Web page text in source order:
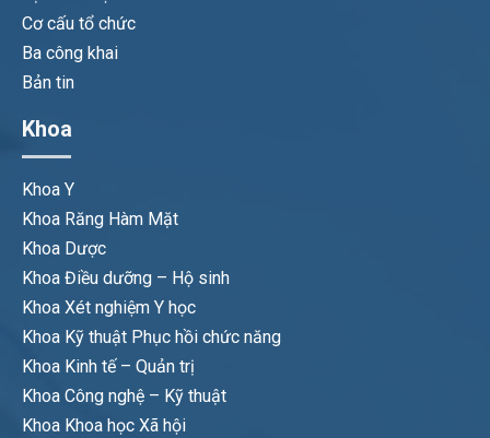
Cơ cấu tổ chức
Ba công khai
Bản tin
Khoa
Khoa Y
Khoa Răng Hàm Mặt
Khoa Dược
Khoa Điều dưỡng – Hộ sinh
Khoa Xét nghiệm Y học
Khoa Kỹ thuật Phục hồi chức năng
Khoa Kinh tế – Quản trị
Khoa Công nghệ – Kỹ thuật
Khoa Khoa học Xã hội